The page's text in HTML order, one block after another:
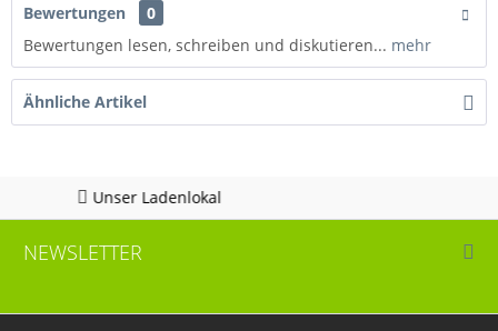
Bewertungen
0
Bewertungen lesen, schreiben und diskutieren... mehr
Ähnliche Artikel
Ladenlokal
NEWSLETTER